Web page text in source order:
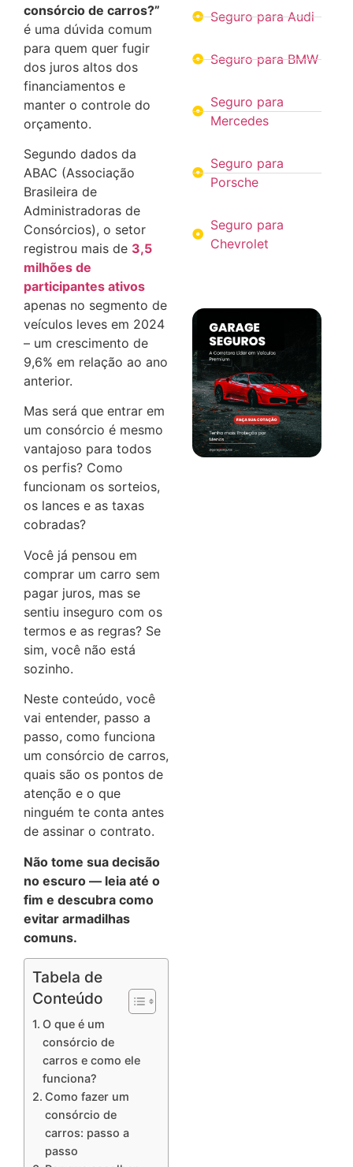
consórcio de carros?”
é uma dúvida comum
para quem quer fugir
dos juros altos dos
financiamentos e
manter o controle do
orçamento.
Segundo dados da
ABAC (Associação
Brasileira de
Administradoras de
Consórcios), o setor
registrou mais de 3,5
milhões de
participantes ativos
apenas no segmento de
veículos leves em 2024
– um crescimento de
9,6% em relação ao ano
anterior.
Mas será que entrar em
um consórcio é mesmo
vantajoso para todos
os perfis? Como
funcionam os sorteios,
os lances e as taxas
cobradas?
Você já pensou em
comprar um carro sem
pagar juros, mas se
sentiu inseguro com os
termos e as regras? Se
sim, você não está
sozinho.
Neste conteúdo, você
vai entender, passo a
passo, como funciona
um consórcio de carros,
quais são os pontos de
atenção e o que
ninguém te conta antes
de assinar o contrato.
Não tome sua decisão
no escuro — leia até o
fim e descubra como
evitar armadilhas
comuns.
Tabela de
Conteúdo
O que é um
consórcio de
carros e como ele
funciona?
Como fazer um
consórcio de
carros: passo a
passo
Seguro para Audi
Seguro para BMW
Seguro para
Mercedes
Seguro para
Porsche
Seguro para
Chevrolet